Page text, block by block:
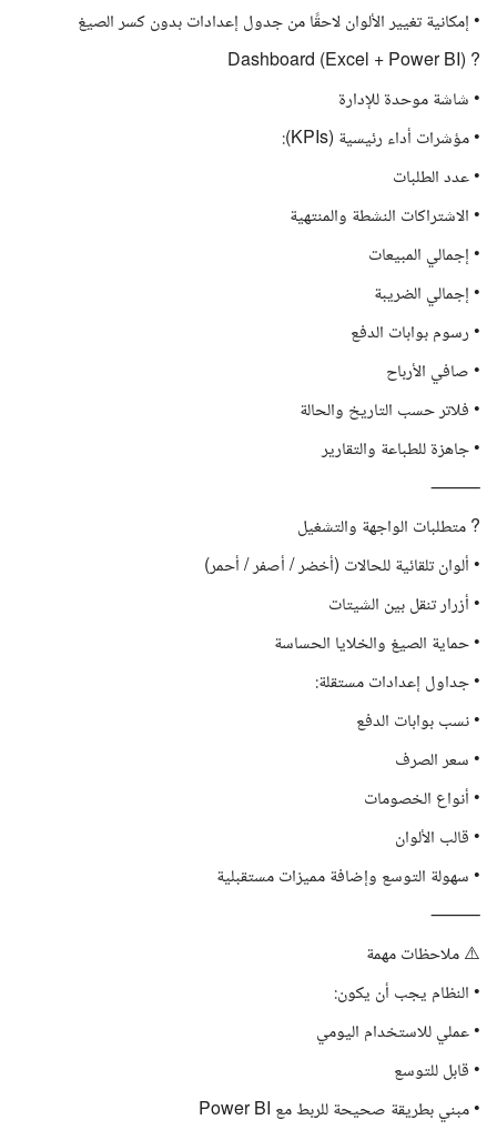
• إمكانية تغيير الألوان لاحقًا من جدول إعدادات بدون كسر الصيغ
? Dashboard (Excel + Power BI)
• شاشة موحدة للإدارة
• مؤشرات أداء رئيسية (KPIs):
• عدد الطلبات
• الاشتراكات النشطة والمنتهية
• إجمالي المبيعات
• إجمالي الضريبة
• رسوم بوابات الدفع
• صافي الأرباح
• فلاتر حسب التاريخ والحالة
• جاهزة للطباعة والتقارير
⸻
? متطلبات الواجهة والتشغيل
• ألوان تلقائية للحالات (أخضر / أصفر / أحمر)
• أزرار تنقل بين الشيتات
• حماية الصيغ والخلايا الحساسة
• جداول إعدادات مستقلة:
• نسب بوابات الدفع
• سعر الصرف
• أنواع الخصومات
• قالب الألوان
• سهولة التوسع وإضافة مميزات مستقبلية
⸻
⚠️ ملاحظات مهمة
• النظام يجب أن يكون:
• عملي للاستخدام اليومي
• قابل للتوسع
• مبني بطريقة صحيحة للربط مع Power BI